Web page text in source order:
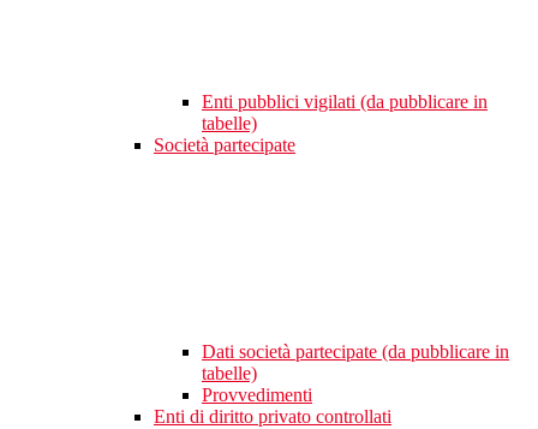
Enti pubblici vigilati (da pubblicare in
tabelle)
Società partecipate
Dati società partecipate (da pubblicare in
tabelle)
Provvedimenti
Enti di diritto privato controllati